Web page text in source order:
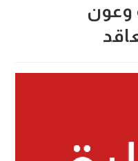
وعون